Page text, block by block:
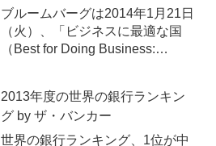
ブルームバーグは2014年1月21日
（火）、「ビジネスに最適な国
（Best for Doing Business:
様香港！
2013年度の世界の銀行ランキン
グ by ザ・バンカー
世界の銀行ランキング、1位が中